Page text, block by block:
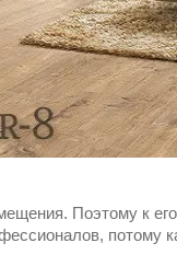
Поэтому к его
потому